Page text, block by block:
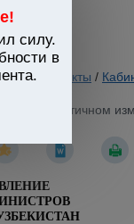
силу.
в
силу акты /
"О частичном